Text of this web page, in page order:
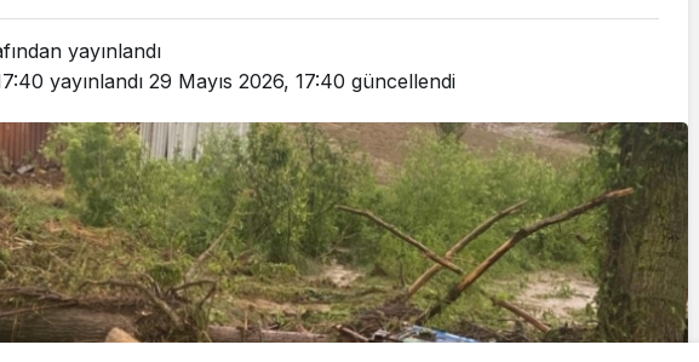
yayınlandı
yayınlandı 29 Mayıs 2026, 17:40 güncellendi